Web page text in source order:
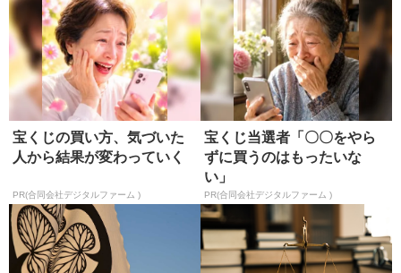
宝くじの買い方、気づいた
人から結果が変わっていく
PR(合同会社デジタルファーム )
宝くじ当選者「〇〇をやら
ずに買うのはもったいな
い」
PR(合同会社デジタルファーム )